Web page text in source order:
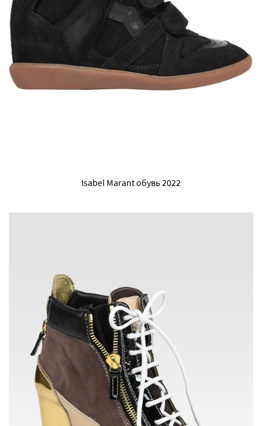
Isabel Marant обувь 2022